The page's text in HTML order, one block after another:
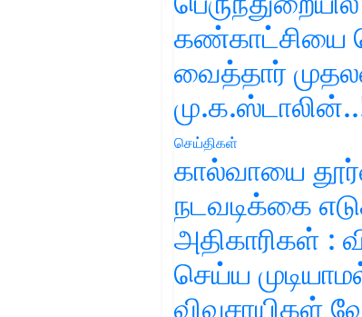
கண்காட்சியை
வைத்தார்
செய்திகள்
கால்வாயை
நடவடிக்கை
அதிகாரிகள் :
செய்ய
விவசாயிகள்